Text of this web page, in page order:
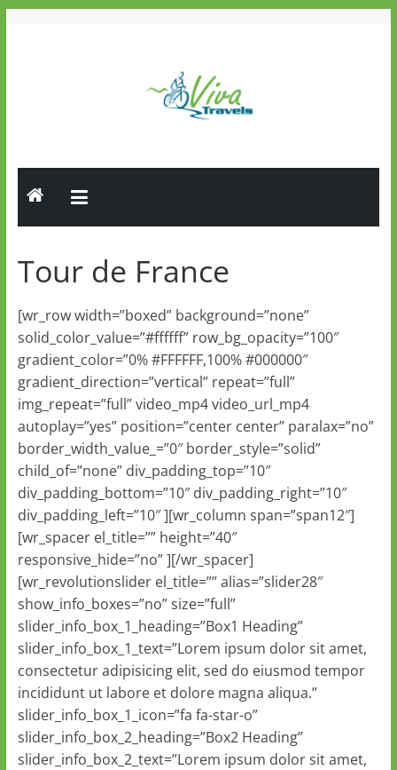
Viva
Travels
Tours
Tour de France
[wr_row width=”boxed” background=”none”
solid_color_value=”#ffffff” row_bg_opacity=”100″
gradient_color=”0% #FFFFFF,100% #000000″
gradient_direction=”vertical” repeat=”full”
img_repeat=”full” video_mp4 video_url_mp4
autoplay=”yes” position=”center center” paralax=”no”
border_width_value_=”0″ border_style=”solid”
child_of=”none” div_padding_top=”10″
div_padding_bottom=”10″ div_padding_right=”10″
div_padding_left=”10″ ][wr_column span=”span12″]
[wr_spacer el_title=”” height=”40″
responsive_hide=”no” ][/wr_spacer]
[wr_revolutionslider el_title=”” alias=”slider28″
show_info_boxes=”no” size=”full”
slider_info_box_1_heading=”Box1 Heading”
slider_info_box_1_text=”Lorem ipsum dolor sit amet,
consectetur adipisicing elit, sed do eiusmod tempor
incididunt ut labore et dolore magna aliqua.”
slider_info_box_1_icon=”fa fa-star-o”
slider_info_box_2_heading=”Box2 Heading”
slider_info_box_2_text=”Lorem ipsum dolor sit amet,